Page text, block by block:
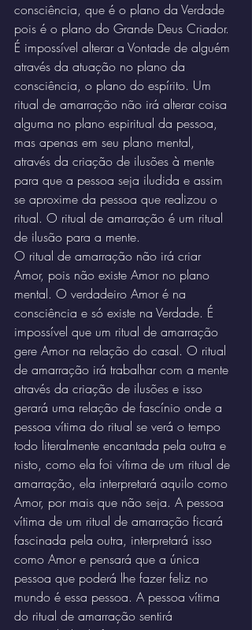
consciência, que é o plano da Verdade
pois é o plano do Grande Deus Criador.
É impossível alterar a Vontade de alguém
através da atuação no plano da
consciência, o plano do espírito. Um
ritual de amarração não irá alterar coisa
alguma no plano espiritual da pessoa,
mas apenas em seu plano mental,
através da criação de ilusões à mente
para que a pessoa seja iludida e assim
se aproxime da pessoa que realizou o
ritual. O ritual de amarração é um ritual
de ilusão para a mente.
O ritual de amarração não irá criar
Amor, pois não existe Amor no plano
mental. O verdadeiro Amor é na
consciência e só existe na Verdade. É
impossível que um ritual de amarração
gere Amor na relação do casal. O ritual
de amarração irá trabalhar com a mente
através da criação de ilusões e isso
gerará uma relação de fascínio onde a
pessoa vítima do ritual se verá o tempo
todo literalmente encantada pela outra e
nisto, como ela foi vítima de um ritual de
amarração, ela interpretará aquilo como
Amor, por mais que não seja. A pessoa
vítima de um ritual de amarração ficará
fascinada pela outra, interpretará isso
como Amor e pensará que a única
pessoa que poderá lhe fazer feliz no
mundo é essa pessoa. A pessoa vítima
do ritual de amarração sentirá